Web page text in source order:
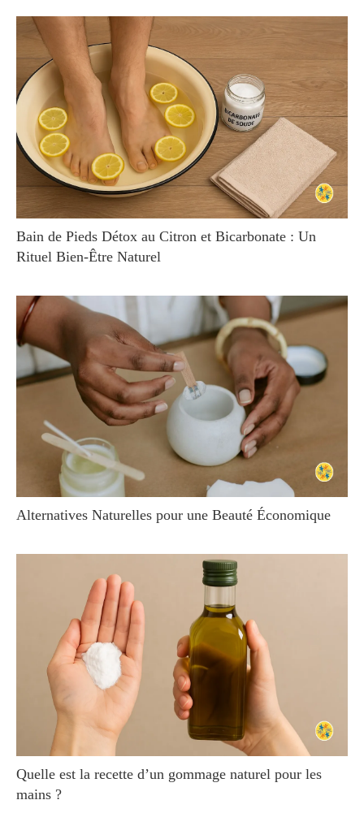
Bain de Pieds Détox au Citron et Bicarbonate : Un
Rituel Bien-Être Naturel
Alternatives Naturelles pour une Beauté Économique
Quelle est la recette d’un gommage naturel pour les
mains ?